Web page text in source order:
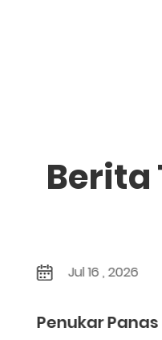
Berita
Jul 16 , 2026
Penukar